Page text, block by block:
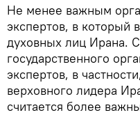
Не менее важным
экспертов, в который
духовных лиц Ирана.
государственного
экспертов, в
верховного лидера
считается более